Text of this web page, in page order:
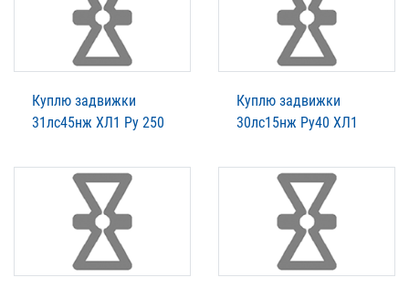
Куплю задвижки
31лс45нж ХЛ1 Ру 250
Куплю задвижки
30лс15нж Ру40 ХЛ1